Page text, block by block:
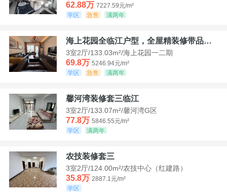
62.88万 7227.59元/m²
学区
急售 满两年
海上花园全临江户型，全屋精装修带品牌家具家电，诚意出售！
3室2厅/133.03m²/海上花园一二期
69.8万 5246.94元/m²
学区
急售 满两年
馨河湾装修套三临江
3室2厅/133.07m²/馨河湾G区
77.8万 5846.55元/m²
学区
满两年
农技装修套三
3室2厅/124.00m²/农技中心（红建路）
35.8万 2887.1元/m²
学区